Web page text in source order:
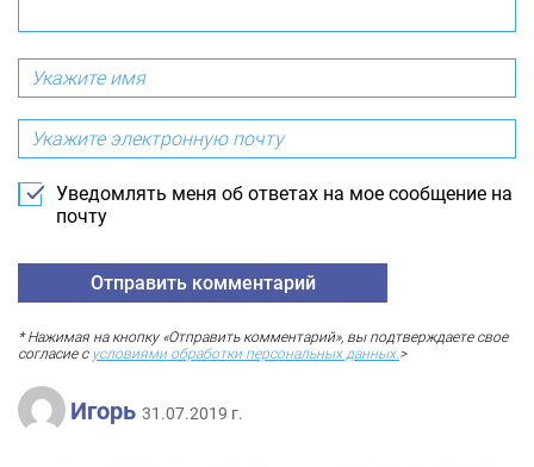
Уведомлять меня об ответах на мое сообщение на
почту
* Нажимая на кнопку «Отправить комментарий», вы подтверждаете свое
согласие с условиями обработки персональных данных.>
Игорь 31.07.2019 г.